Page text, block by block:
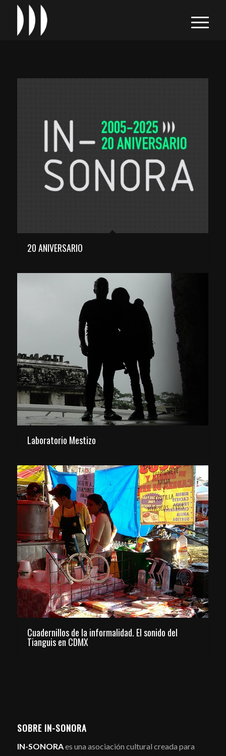
20 ANIVERSARIO
Laboratorio Mestizo
Cuadernillos de la informalidad. El sonido del
Tianguis en CDMX
SOBRE IN-SONORA
IN-SONORAes una asociación cultural creada para